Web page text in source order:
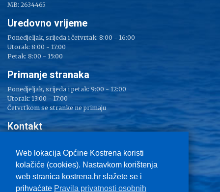
Web lokacija Općine Kostrena koristi
kolačiće (cookies). Nastavkom korištenja
web stranica kostrena.hr slažete se i
prihvaćate Pravila privatnosti osobnih
MB: 2634465
Uredovno vrijeme
Ponedjeljak, srijeda i četvrtak: 8:00 - 16:00
Utorak: 8:00 - 17:00
Petak: 8:00 - 15:00
Primanje stranaka
Ponedjeljak, srijeda i petak: 9:00 - 12:00
Utorak: 13:00 - 17:00
Četvrtkom se stranke ne primaju
Kontakt
Tel: 051/ 209 000
Fax: 051/ 289 400
E-mail:kostrena@kostrena.hr
Kontakt informacije